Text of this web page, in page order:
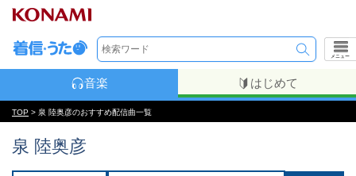
メニュー
音楽 はじめて
TOP > 泉 陸奥彦のおすすめ配信曲一覧
泉 陸奥彦